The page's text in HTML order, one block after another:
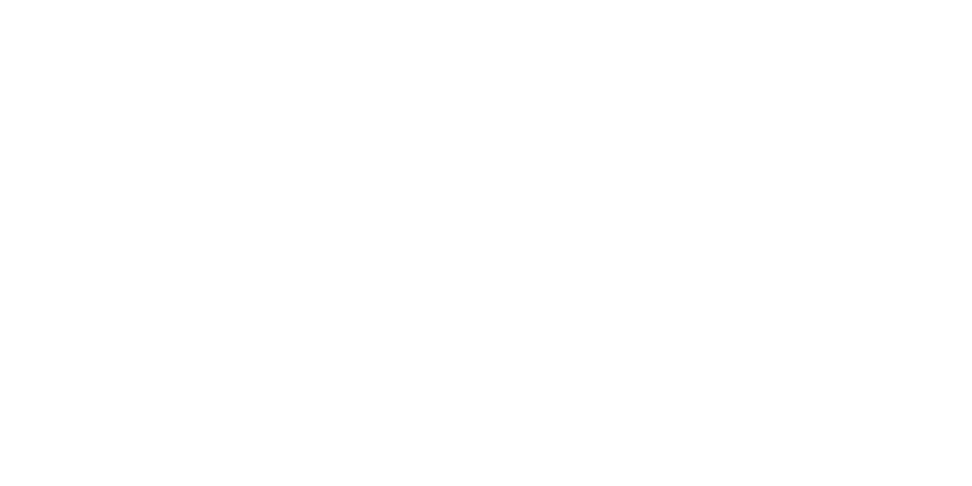
Les femmes très absentes des
Dans ses recherches sur le genre, la
processus de paix en RDC, Rose Kahambu
des faiblesses majeures dans l’application